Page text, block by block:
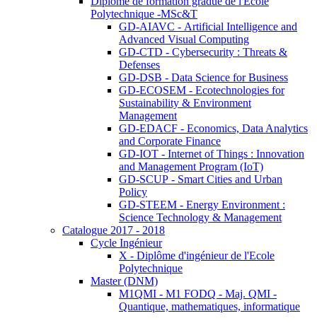
Polytechnique -MSc&T
GD-AIAVC - Artificial Intelligence and
Advanced Visual Computing
GD-CTD - Cybersecurity : Threats &
Defenses
GD-DSB - Data Science for Business
GD-ECOSEM - Ecotechnologies for
Sustainability & Environment
Management
GD-EDACF - Economics, Data Analytics
and Corporate Finance
GD-IOT - Internet of Things : Innovation
and Management Program (IoT)
GD-SCUP - Smart Cities and Urban
Policy
GD-STEEM - Energy Environment :
Science Technology & Management
Catalogue 2017 - 2018
Cycle Ingénieur
X - Diplôme d'ingénieur de l'Ecole
Polytechnique
Master (DNM)
M1QMI - M1 FODQ - Maj. QMI -
Quantique, mathematiques, informatique